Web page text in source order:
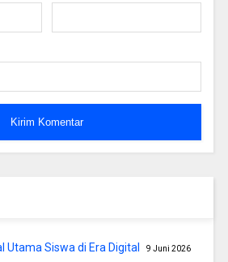
Utama Siswa di Era Digital 9 Juni 2026